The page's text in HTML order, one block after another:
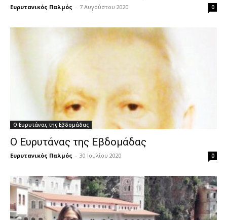
Ευρυτανικός Παλμός - 7 Αυγούστου 2020 0
Ο Ευρυτάνας της Εβδομάδας
Ο Ευρυτάνας της Εβδομάδας
Ευρυτανικός Παλμός - 30 Ιουλίου 2020 0